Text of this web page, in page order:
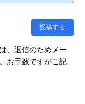
、返信のためメー
お手数ですがご記